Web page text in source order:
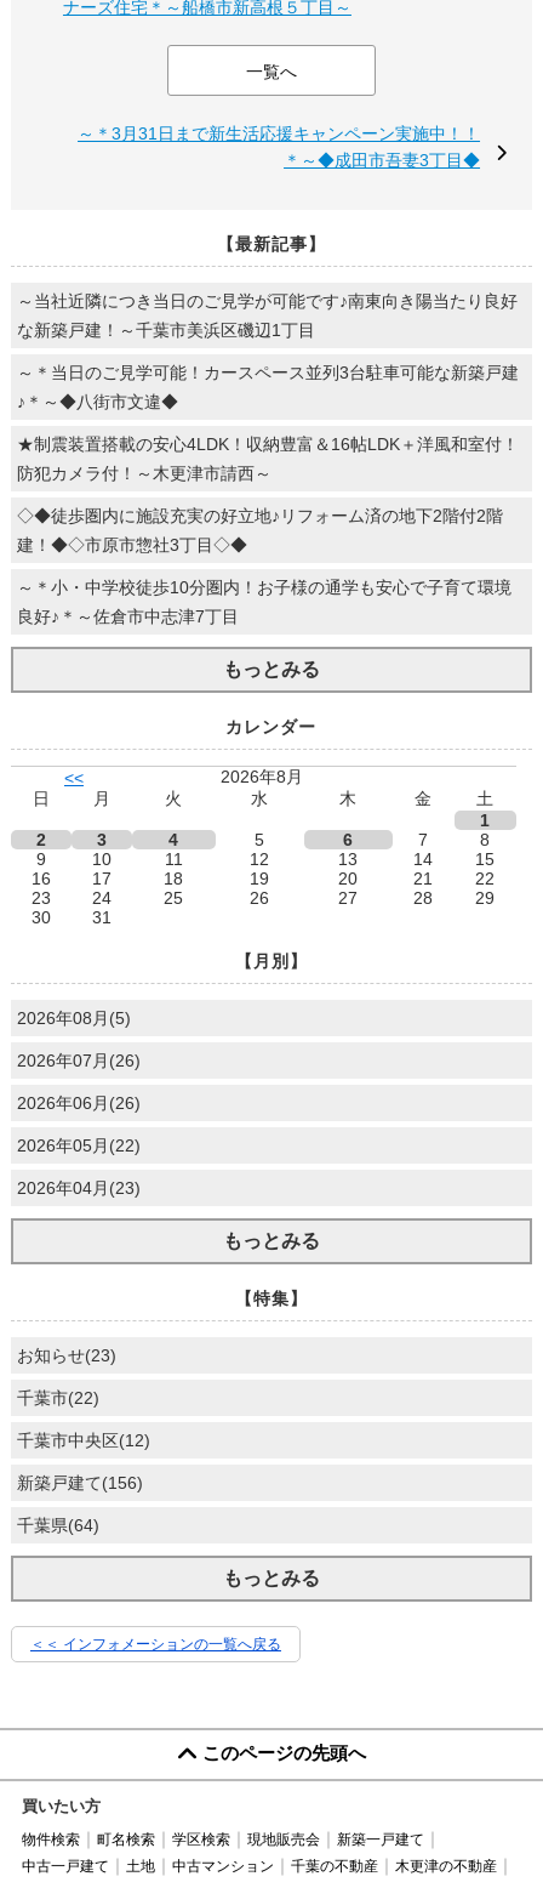
ナーズ住宅＊～船橋市新高根５丁目～
一覧へ
～＊3月31日まで新生活応援キャンペーン実施中！！
＊～◆成田市吾妻3丁目◆
【最新記事】
～当社近隣につき当日のご見学が可能です♪南東向き陽当たり良好
な新築戸建！～千葉市美浜区磯辺1丁目
～＊当日のご見学可能！カースペース並列3台駐車可能な新築戸建
♪＊～◆八街市文違◆
★制震装置搭載の安心4LDK！収納豊富＆16帖LDK＋洋風和室付！
防犯カメラ付！～木更津市請西～
◇◆徒歩圏内に施設充実の好立地♪リフォーム済の地下2階付2階
建！◆◇市原市惣社3丁目◇◆
～＊小・中学校徒歩10分圏内！お子様の通学も安心で子育て環境
良好♪＊～佐倉市中志津7丁目
もっとみる
カレンダー
<<
2026年8月
日
月 火 水 木 金
土
1
2
3 4 5 6 7
8
9
10 11 12 13 14
15
16
17 18 19 20 21
22
23
24 25 26 27 28
29
30
31
【月別】
2026年08月(5)
2026年07月(26)
2026年06月(26)
2026年05月(22)
2026年04月(23)
もっとみる
【特集】
お知らせ(23)
千葉市(22)
千葉市中央区(12)
新築戸建て(156)
千葉県(64)
もっとみる
＜＜ インフォメーションの一覧へ戻る
このページの先頭へ
買いたい方
物件検索 町名検索 学区検索 現地販売会
新築一戸建て
中古一戸建て
土地 中古マンション 千葉の不動産
木更津の不動産